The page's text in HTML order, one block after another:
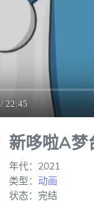
新哆啦A梦
年代：2021
类型：动画
状态：完结